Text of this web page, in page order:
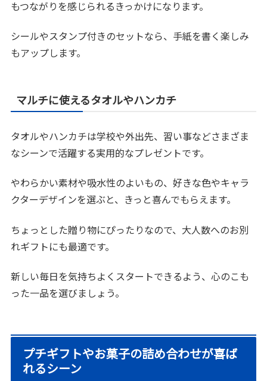
もつながりを感じられるきっかけになります。
シールやスタンプ付きのセットなら、手紙を書く楽しみ
もアップします。
マルチに使えるタオルやハンカチ
タオルやハンカチは学校や外出先、習い事などさまざま
なシーンで活躍する実用的なプレゼントです。
やわらかい素材や吸水性のよいもの、好きな色やキャラ
クターデザインを選ぶと、きっと喜んでもらえます。
ちょっとした贈り物にぴったりなので、大人数へのお別
れギフトにも最適です。
新しい毎日を気持ちよくスタートできるよう、心のこも
った一品を選びましょう。
プチギフトやお菓子の詰め合わせが喜ば
れるシーン